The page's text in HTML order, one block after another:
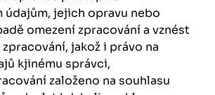
údajům, jejich opravu nebo
omezení zpracování a vznést
jakož i právo na
kjinému správci,
založeno na souhlasu